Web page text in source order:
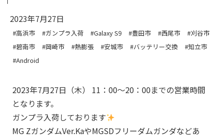
2023年7月27日
#高浜市 #ガンプラ入荷 #Galaxy S9 #豊田市 #西尾市
#刈谷市
#碧南市
#岡崎市 #熱膨張 #安城市 #バッテリー交換
#知立市
#Android
2023年7月27日（木） 11：00～20：00までの営業時間
となります。
ガンプラ入荷しております
MG ZガンダムVer.KaやMGSDフリーダムガンダなどあ